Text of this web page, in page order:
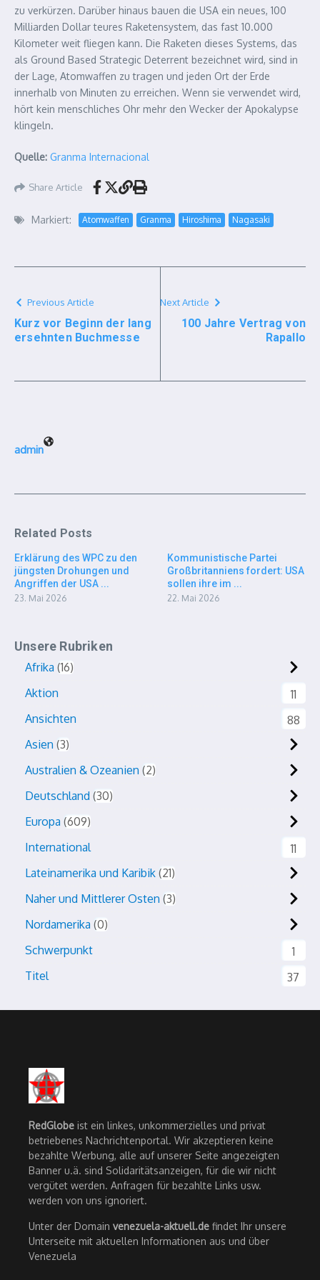
zu verkürzen. Darüber hinaus bauen die USA ein neues, 100
Milliarden Dollar teures Raketensystem, das fast 10.000
Kilometer weit fliegen kann. Die Raketen dieses Systems, das
als Ground Based Strategic Deterrent bezeichnet wird, sind in
der Lage, Atomwaffen zu tragen und jeden Ort der Erde
innerhalb von Minuten zu erreichen. Wenn sie verwendet wird,
hört kein menschliches Ohr mehr den Wecker der Apokalypse
klingeln.
Quelle: Granma Internacional
Share Article
Markiert: Atomwaffen Granma Hiroshima Nagasaki
Previous Article
Kurz vor Beginn der lang
ersehnten Buchmesse
Next Article
100 Jahre Vertrag von
Rapallo
admin
Related Posts
Erklärung des WPC zu den
jüngsten Drohungen und
Angriffen der USA ...
23. Mai 2026
Kommunistische Partei
Großbritanniens fordert: USA
sollen ihre im ...
22. Mai 2026
Unsere Rubriken
Afrika 16
Aktion
11
Ansichten
88
Asien 3
Australien & Ozeanien 2
Deutschland 30
Europa 609
International
11
Lateinamerika und Karibik 21
Naher und Mittlerer Osten 3
Nordamerika 0
Schwerpunkt
1
Titel
37
RedGlobe ist ein linkes, unkommerzielles und privat
betriebenes Nachrichtenportal. Wir akzeptieren keine
bezahlte Werbung, alle auf unserer Seite angezeigten
Banner u.ä. sind Solidaritätsanzeigen, für die wir nicht
vergütet werden. Anfragen für bezahlte Links usw.
werden von uns ignoriert.
Unter der Domain venezuela-aktuell.de findet Ihr unsere
Unterseite mit aktuellen Informationen aus und über
Venezuela